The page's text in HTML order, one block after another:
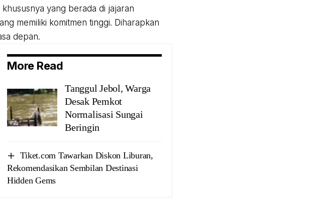
yang berada di jajaran
memiliki komitmen tinggi. Diharapkan
depan.
More Read
Tanggul Jebol, Warga
Desak Pemkot
Normalisasi Sungai
Beringin
Tiket.com Tawarkan Diskon Liburan,
Rekomendasikan Sembilan Destinasi
Hidden Gems